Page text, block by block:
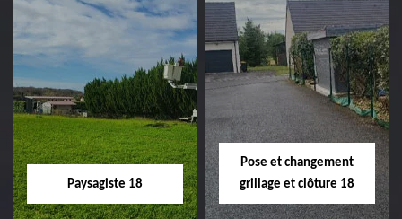
Paysagiste 18
Pose et changement
grillage et clôture 18